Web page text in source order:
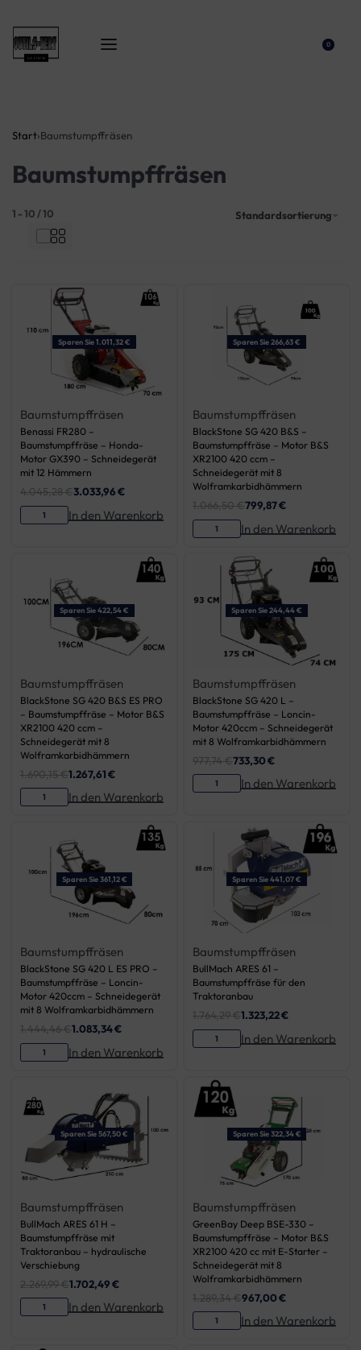
0
Start›Baumstumpffräsen
Baumstumpffräsen
1 -10/10 Standardsortierung
Sparen Sie 1.011,32 €
Baumstumpffräsen
Benassi FR280 –
Baumstumpffräse – Honda-
Motor GX390 – Schneidegerät
mit 12 Hämmern
4.045,28€3.033,96€
In den Warenkorb
Sparen Sie 266,63 €
Baumstumpffräsen
BlackStone SG 420 B&S –
Baumstumpffräse – Motor B&S
XR2100 420 ccm –
Schneidegerät mit 8
Wolframkarbidhämmern
1.066,50€799,87€
In den Warenkorb
Sparen Sie 422,54 €
Baumstumpffräsen
BlackStone SG 420 B&S ES PRO
– Baumstumpffräse – Motor B&S
XR2100 420 ccm –
Schneidegerät mit 8
Wolframkarbidhämmern
1.690,15€1.267,61€
In den Warenkorb
Sparen Sie 244,44 €
Baumstumpffräsen
BlackStone SG 420 L –
Baumstumpffräse – Loncin-
Motor 420ccm – Schneidegerät
mit 8 Wolframkarbidhämmern
977,74€733,30€
In den Warenkorb
Sparen Sie 361,12 €
Baumstumpffräsen
BlackStone SG 420 L ES PRO –
Baumstumpffräse – Loncin-
Motor 420ccm – Schneidegerät
mit 8 Wolframkarbidhämmern
1.444,46€1.083,34€
In den Warenkorb
Sparen Sie 441,07 €
Baumstumpffräsen
BullMach ARES 61 –
Baumstumpffräse für den
Traktoranbau
1.764,29€1.323,22€
In den Warenkorb
Sparen Sie 567,50 €
Baumstumpffräsen
BullMach ARES 61 H –
Baumstumpffräse mit
Traktoranbau – hydraulische
Verschiebung
2.269,99€1.702,49€
In den Warenkorb
Sparen Sie 322,34 €
Baumstumpffräsen
GreenBay Deep BSE-330 –
Baumstumpffräse – Motor B&S
XR2100 420 cc mit E-Starter –
Schneidegerät mit 8
Wolframkarbidhämmern
1.289,34€967,00€
In den Warenkorb